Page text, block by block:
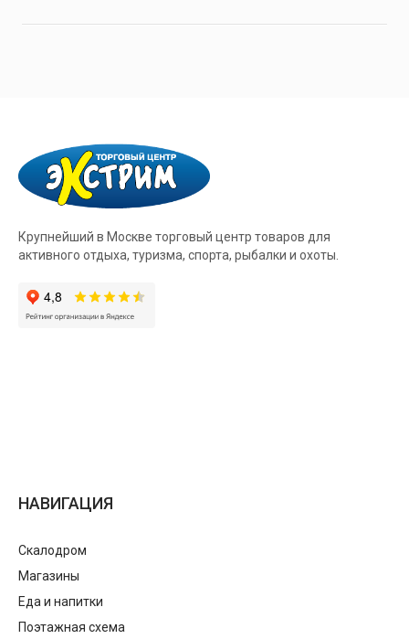
Крупнейший в Москве торговый центр товаров для
активного отдыха, туризма, спорта, рыбалки и охоты.
НАВИГАЦИЯ
Скалодром
Магазины
Еда и напитки
Поэтажная схема